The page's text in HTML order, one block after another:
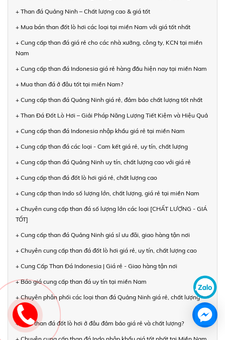
+ Than đá Quảng Ninh – Chất lượng cao & giá tốt
+ Mua bán than đốt lò hơi các loại tại miền Nam với giá tốt nhất
+ Cung cấp than đá giá rẻ cho các nhà xưởng, công ty, KCN tại miền
Nam
+ Cung cấp than đá Indonesia giá rẻ hàng đầu hiện nay tại miền Nam
+ Mua than đá ở đâu tốt tại miền Nam?
+ Cung cấp than đá Quảng Ninh giá rẻ, đảm bảo chất lượng tốt nhất
+ Than Đá Đốt Lò Hơi – Giải Pháp Năng Lượng Tiết Kiệm và Hiệu Quả
+ Cung cấp than đá Indonesia nhập khẩu giá rẻ tại miền Nam
+ Cung cấp than đá các loại - Cam kết giá rẻ, uy tín, chất lượng
+ Cung cấp than đá Quảng Ninh uy tín, chất lượng cao với giá rẻ
+ Cung cấp than đá đốt lò hơi giá rẻ, chất lượng cao
+ Cung cấp than Indo số lượng lớn, chất lượng, giá rẻ tại miền Nam
+ Chuyên cung cấp than đá số lượng lớn các loại [CHẤT LƯỢNG - GIÁ
TỐT]
+ Cung cấp than đá Quảng Ninh giá sỉ ưu đãi, giao hàng tận nơi
+ Chuyên cung cấp than đá đốt lò hơi giá rẻ, uy tín, chất lượng cao
+ Cung Cấp Than Đá Indonesia | Giá rẻ - Giao hàng tận nơi
+ Báo giá cung cấp than đá uy tín tại miền Nam
+ Chuyên phân phối các loại than đá Quảng Ninh giá rẻ, chất lượng
cao
+ Mua than đá đốt lò hơi ở đâu đảm bảo giá rẻ và chất lượng?